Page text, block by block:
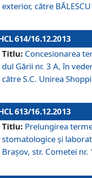
exterior, către BĂLESCU
614/16.12.2013
Titlu: Concesionarea
dul Gării nr. 3 A, în
către S.C. Unirea
613/16.12.2013
Titlu: Prelungirea
stomatologice şi
Braşov, str. Cometei nr.